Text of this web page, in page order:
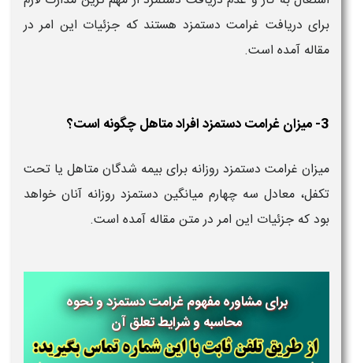
برای دریافت غرامت دستمزد هستند که جزئیات این امر در
مقاله آمده است.
3- میزان غرامت دستمزد افراد متاهل چگونه است؟
میزان غرامت دستمزد روزانه برای بیمه شدگان متاهل یا تحت
تکفل، معادل سه چهارم میانگین دستمزد روزانه آنان خواهد
بود که جزئیات این امر در متن مقاله آمده است.
برای مشاوره مفهوم غرامت دستمزد و نحوه
محاسبه و شرایط تعلق آن